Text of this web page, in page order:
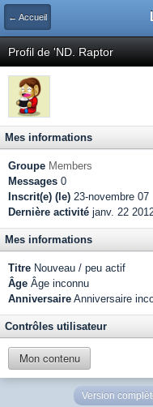
← Accueil
Profil de 'ND. Raptor
Mes informations
Groupe Members
Messages 0
Inscrit(e) (le) 23-novembre 07
Dernière activité janv. 22
Mes informations
Titre Nouveau / peu actif
Âge Âge inconnu
Anniversaire Anniversaire
Contrôles utilisateur
Mon contenu
Version